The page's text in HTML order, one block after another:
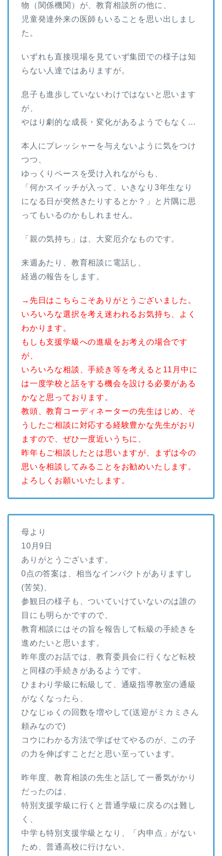
物（関係機関）が、教育相談所の他に、
児童発達外来の医師もいることを思い出しまし
た。
いずれも直接現場を見ていず集団での様子は知
らない人達ではありますが。
息子も進歩していないわけではないと思います
が、
やはり劇的な成長・変化があるようでもなく…
本人にプレッシャーを与えないように気をつけ
つつ、
ゆっくりペースを受け入れながらも、
「何かスイッチが入って、いきなり3年生なり
になる日が突然きたりするとか？」と片隅に思
ってもいるのかもしれません。
「親の気持ち」は、大変厄介なものです。
来週あたり、教育相談に電話し、
経過の報告をします。
→先日はこちらこそありがとうございました。
いろいろな選択を考え迷われるお気持ち、よく
わかります。
もしも支援学級への進級をお考えの場合です
が、
いろいろな相談、手続き等を考えると11月中に
は一度学校と話をする機会を設ける必要がある
かなと思っております。
教頭、教育コーディネーターの先生はじめ、そ
うしたご相談に対応する経験豊かな先生がおり
ますので、ぜひ一度近いうちに、
昨年もご相談したとは思いますが、まずは今の
思いを相談してみることをお勧めいたします。
よろしくお願いいたします。
母より
10月9日
ありがとうございます。
0点の答案は、相当なインパクトがありますし
(苦笑)、
参観日の様子も、ついていけていないのは誰の
目にも明らかですので、
教育相談にはその旨を報告して転級の手続きを
進めたいと思います。
昨年度のお話では、教育委員会に行くなど転校
と同様の手続きがあるようです。
ひまわり学級に転級して、通級指導教室の通級
がなくなったら、
ひなじゅくの回数を増やして(送迎がミカミさん
頼みなので)
コウにわかる方法で学ばせてやるのが、この子
の力を伸ばすことだと思い至っています。
昨年度、教育相談の先生と話して一番気がかり
だったのは、
特別支援学級に行くと普通学級に戻るのは難し
く、
中学も特別支援学級となり、「内申点」がない
ため、普通高校に行けない、